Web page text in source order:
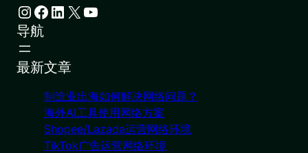
Instagram Facebook LinkedIn X YouTube
导航
最新文章
制造业出海如何解决网络问题？
海外AI工具使用网络方案
Shopee/Lazada运营网络环境
TikTok广告运营网络环境